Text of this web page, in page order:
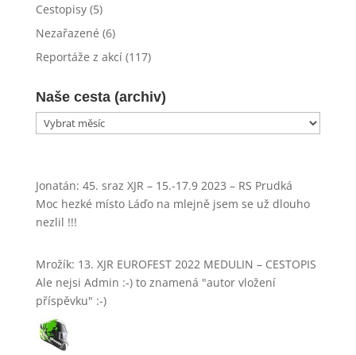
Cestopisy(5)
Nezařazené (6)
Reportáže z akcí(117)
Naše cesta (archiv)
Naše
cesta
Jonatán: 45. sraz XJR – 15.-17.9 2023 – RS Prudká
Moc hezké místo Láďo na mlejně jsem se už dlouho
nezlil !!!
Mrožík: 13. XJR EUROFEST 2022 MEDULIN – CESTOPIS
Ale nejsi Admin :-) to znamená "autor vložení
příspěvku" :-)